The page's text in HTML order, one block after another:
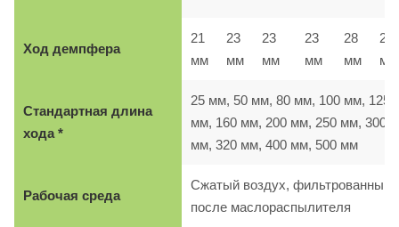
Ход демпфера
21
мм
23
мм
23
мм
23
мм
28
мм
28
Стандартная длина
хода *
25 мм, 50 мм, 80 мм, 100 мм, 125
мм, 160 мм, 200 мм, 250 мм, 300
мм, 320 мм, 400 мм, 500 мм
Рабочая среда
Сжатый воздух, фильтрованный,
после маслораспылителя